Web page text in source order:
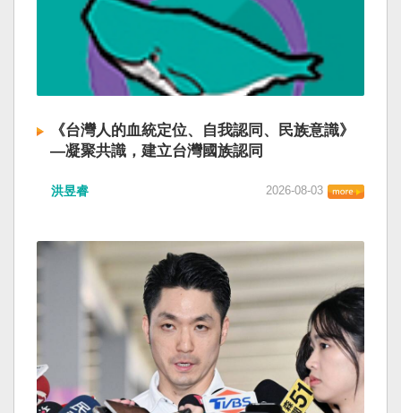
《台灣人的血統定位、自我認同、民族意識》
—凝聚共識，建立台灣國族認同
洪昱睿 2026-08-03